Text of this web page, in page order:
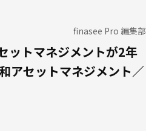
finasee Pro 編集部
ットマネジメントが2年
アセットマネジメント／